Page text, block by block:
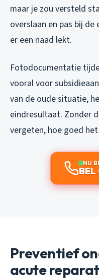
maar je zou versteld
overslaan en pas bij
er een naad lekt.
Fotodocumentatie
vooral voor
van de oude situatie,
eindresultaat. Zonder
vergeten, hoe goed
NU
Preventief
acute